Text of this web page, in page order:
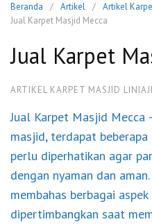
Beranda Artikel
Artikel
Jual Karpet Masjid Mecca
Jual Karpet
ARTIKEL KARPET MASJID LINIAJI
Jual Karpet Masjid Mecca
masjid, terdapat
perlu diperhatikan agar
dengan nyaman dan
membahas berbagai
dipertimbangkan saat